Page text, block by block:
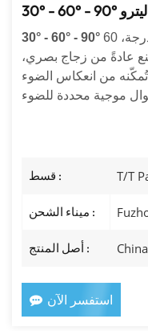
ليترو
بزوايا قمة 30 درجة، 60
يُصنع عادةً من زجاج بصري،
من انعكاس الضوء
قسط : T/T
ميناء الشحن :
أصل المنتج : China
استفسر الآن